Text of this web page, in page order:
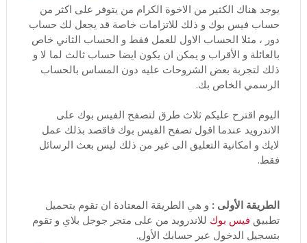
يوجد هناك الكثير من الاخوة الكرام من يتوفر على اكثر من
حساب فيس بوك و ذلك للاتزامات خاصة قد يجعل لك حساب
دور ، مثلا الحساب الاول للعمل فقط و الحساب الثاني خاص
بالعائلة و الأقراب و يمكن ان يكون ايضا حساب ثالث لما لا و
ذلك لتجربة بعض الشروحات عليه دون المساس بالحساب
الرسمي الخاص بك.
اليوم اقترح عليكم ثلاث طرق لتصفح الفيس بوك على
الاندرويد عندما اقول تصفح الفيس بوك فاقصد بذلك عمل
لايك و امكانية التعليق الى غير من ذلك ليس بعث الرسائل
فقط.
الطريقة الأولى : و هي الطريقة المعتادة ان تقوم بتحميل
تطبيق فيس بوك للاندرويد من على متجر جوجل بلاي و تقوم
بتسجيل الدخول عبر حسابك الأول.